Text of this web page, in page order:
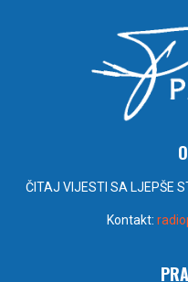
ČITAJ VIJESTI SA LJEPŠE
Kontakt: